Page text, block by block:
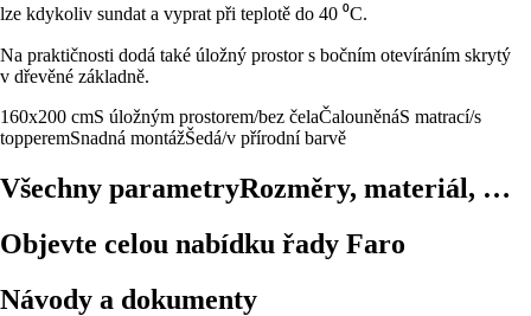
lze kdykoliv sundat a vyprat při teplotě do 40 ⁰C.
Na praktičnosti dodá také úložný prostor s bočním otevíráním skrytý
v dřevěné základně.
160x200 cmS úložným prostorem/bez čelaČalouněnáS matrací/s
topperemSnadná montážŠedá/v přírodní barvě
Všechny parametryRozměry, materiál, …
Objevte celou nabídku řady Faro
Návody a dokumenty